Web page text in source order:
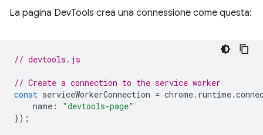
La pagina DevTools crea una connessione come questa:
// devtools.js
// Create a connection to the service worker
const serviceWorkerConnection = chrome. runtime.
name :
"devtools-page"
});